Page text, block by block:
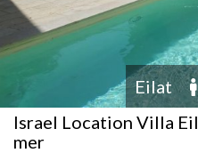
Eilat
Israel Location Villa
mer